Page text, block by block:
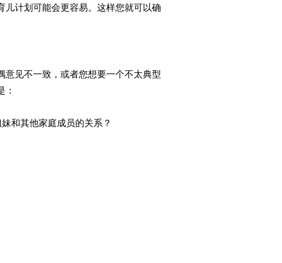
计划可能会更容易。这样您就可以确
见不一致，或者您想要一个不太典型
和其他家庭成员的关系？